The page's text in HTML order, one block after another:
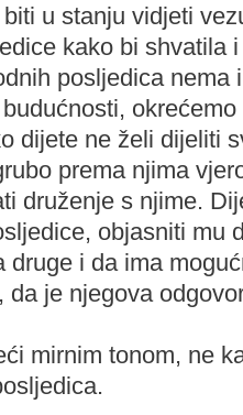
u stanju vidjeti
kako bi shvatila
posljedica nema
dijete ne želi dijeliti
prema njima
druženje s njime.
objasniti mu
druge i da ima
da je njegova
mirnim tonom, ne